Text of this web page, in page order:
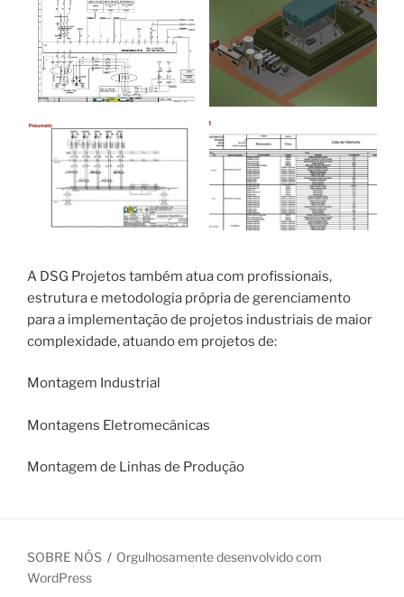
A DSG Projetos também atua com profissionais,
estrutura e metodologia própria de gerenciamento
para a implementação de projetos industriais de maior
complexidade, atuando em projetos de:
Montagem Industrial
Montagens Eletromecânicas
Montagem de Linhas de Produção
SOBRE NÓS
Orgulhosamente desenvolvido com
WordPress